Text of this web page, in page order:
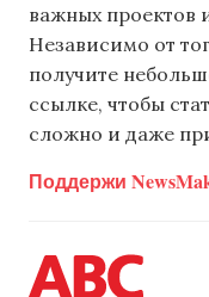
важных проектов
Независимо от
получите
ссылке, чтобы
сложно и даже
Поддержи